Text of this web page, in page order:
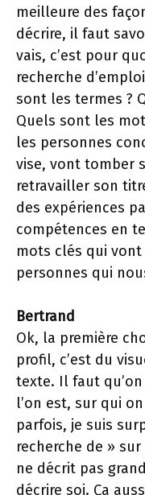
meilleure des
décrire, il faut
vais, c’est pour
recherche
sont les termes ?
Quels sont les
les personnes
vise, vont tomber
retravailler son
des expériences
compétences en
mots clés qui
personnes qui
Bertrand
Ok, la première
profil, c’est du
texte. Il faut
l’on est, sur qui
parfois, je suis
recherche de »
ne décrit pas
décrire soi. Ça